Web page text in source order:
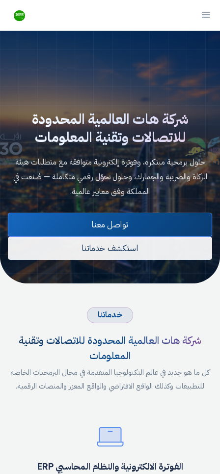
شركة هات العالمية المحدودة
للاتصالات وتقنية المعلومات
حلول برمجية مبتكرة، وفوترة إلكترونية متوافقة مع متطلبات هيئة
الزكاة والضريبة والجمارك، وحلول تحوّل رقمي متكاملة — صُنعت في
المملكة وفق معايير عالمية.
تواصل معنا
استكشف خدماتنا
خدماتنا
شركة هات العالمية المحدودة للاتصالات وتقنية
المعلومات
كل ما هو جديد في عالم التكنولوجيا المتقدمة في مجال البرمجيات الخاصة
للتطبيقات وكذلك الواقع الافتراضي والواقع المعزز والمنصات الرقمية.
الفوترة الالكترونية والنظام المحاسبي ERP